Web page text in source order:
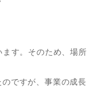
す。そのため、場所
ですが、事業の成長